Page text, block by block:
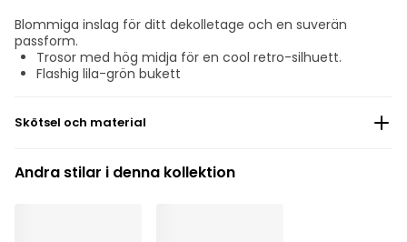
Blommiga inslag för ditt dekolletage och en suverän
passform.
Trosor med hög midja för en cool retro-silhuett.
Flashig lila-grön bukett
Skötsel och material
Ingen professionell kemtvätt
Andra stilar i denna kollektion